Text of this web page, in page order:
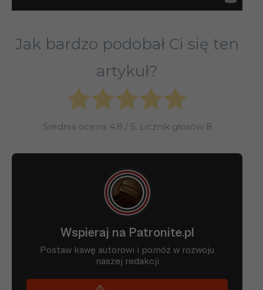
Jak bardzo podobał Ci się ten
artykuł?
Średnia ocena 4.8 / 5. Licznik głosów 8